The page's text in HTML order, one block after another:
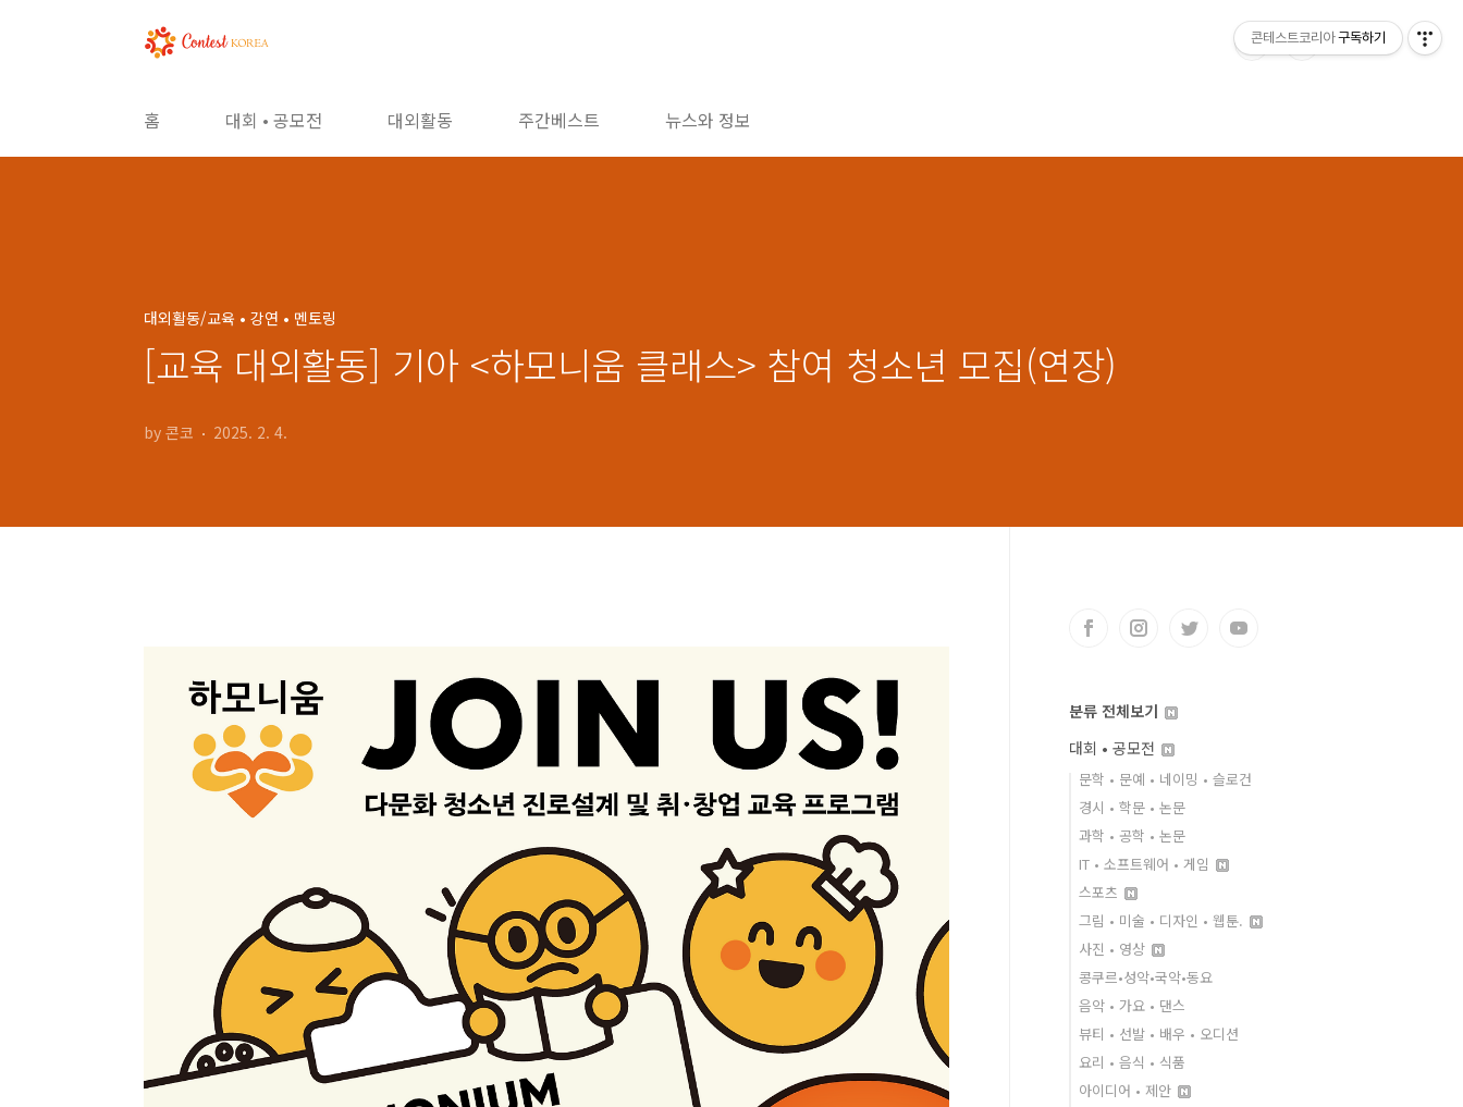
홈 대회 • 공모전 대외활동 주간베스트 뉴스와 정보
대외활동/교육 • 강연 • 멘토링
[교육 대외활동] 기아 <하모니움 클래스> 참여 청소년 모집(연장)
by 콘코 2025. 2. 4.
분류 전체보기
대회 • 공모전
문학 • 문예 • 네이밍 • 슬로건
경시 • 학문 • 논문
과학 • 공학 • 논문
IT • 소프트웨어 • 게임
스포츠
그림 • 미술 • 디자인 • 웹툰.
사진 • 영상
콩쿠르•성악•국악•동요
음악 • 가요 • 댄스
뷰티 • 선발 • 배우 • 오디션
요리 • 음식 • 식품
아이디어 • 제안
콘테스트코리아 구독하기